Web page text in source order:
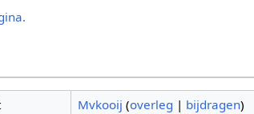
Mvkooij (overleg | bijdragen)